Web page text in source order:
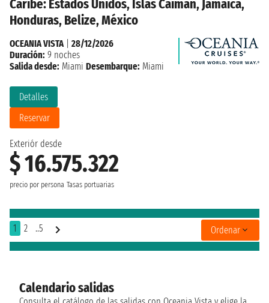
Caribe: Estados Unidos, Islas Caimán, Jamaica,
Honduras, Belize, México
Exteriór desde
$ 16.575.322
precio por persona Tasas portuarias
Detalles
Reservar
OCEANIA VISTA| 28/12/2026
Duración: 9 noches
Salida desde: Miami Desembarque: Miami
1 2 ..5 Ordenar
Calendario salidas